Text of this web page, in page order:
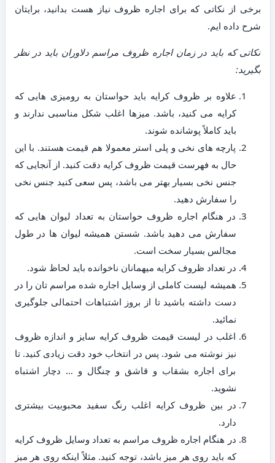
برخی از نکاتی که برای اجاره ظروف نیاز هست بدانید، برایتان
شرح داده ایم.
نکاتی که باید در زمان اجاره ظروف مراسم دلاوران باید در نظر
بگیرید:
علاوه بر ظروف کرایه باید حواستان به رومیزی هایی که
کرایه می کنید، باشد. میزها اغلب شکل مناسبی ندارند و
باید کاملاً پوشانده شوند.
پارچه های نخی و پلی استر معمولا هم قیمت هستند. با این
حال به فهرست قیمت ظروف کرایه دقت کنید. از آنجایی که
جنس نخی بسیار بهتر می باشد، پس سعی کنید جنس نخی
را سفارش دهید.
در هنگام اجاره ظروف حواستان به تعداد لیوان هایی که
سفارش می دهید باشد. شستن همیشه لیوان ها در طول
مجالس بسیار سخت است.
در تعداد ظروف کرایه میهمانان ناخوانده باید لحاظ شود.
همیشه لیست کاملی از وسایل اجاره شده مراسم تان را در
دست داشته باشید تا از بروز اشتباهات احتمالی جلوگیری
نمائید.
اغلب در لیست قیمت ظروف کرایه سایز و اندازه ظروف
نیز نوشته می شود. پس در انتخاب خود دقت زیادی کنید. تا
برای اجاره بشقاب و قاشق و چنگال و … دچار اشتباه
نشوید.
در بین ظروف کرایه اغلب رنگ سفید محبوبیت بیشتری
دارد.
در هنگام اجاره ظروف مراسم به تعداد وسایل ظروف کرایه
که باید روی هر میز باشد، توجه کنید. مثلاً اینکه روی هر میز